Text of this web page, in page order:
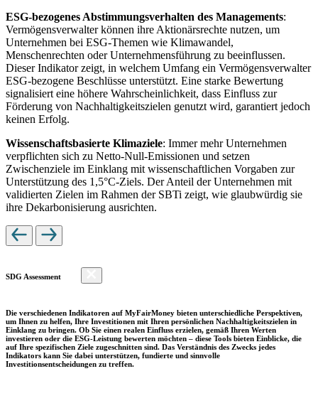
ESG-bezogenes Abstimmungsverhalten des Managements:
Vermögensverwalter können ihre Aktionärsrechte nutzen, um
Unternehmen bei ESG-Themen wie Klimawandel,
Menschenrechten oder Unternehmensführung zu beeinflussen.
Dieser Indikator zeigt, in welchem Umfang ein Vermögensverwalter
ESG-bezogene Beschlüsse unterstützt. Eine starke Bewertung
signalisiert eine höhere Wahrscheinlichkeit, dass Einfluss zur
Förderung von Nachhaltigkeitszielen genutzt wird, garantiert jedoch
keinen Erfolg.
Wissenschaftsbasierte Klimaziele: Immer mehr Unternehmen
verpflichten sich zu Netto-Null-Emissionen und setzen
Zwischenziele im Einklang mit wissenschaftlichen Vorgaben zur
Unterstützung des 1,5°C-Ziels. Der Anteil der Unternehmen mit
validierten Zielen im Rahmen der SBTi zeigt, wie glaubwürdig sie
ihre Dekarbonisierung ausrichten.
SDG Assessment
Die verschiedenen Indikatoren auf MyFairMoney bieten unterschiedliche Perspektiven,
um Ihnen zu helfen, Ihre Investitionen mit Ihren persönlichen Nachhaltigkeitszielen in
Einklang zu bringen. Ob Sie einen realen Einfluss erzielen, gemäß Ihren Werten
investieren oder die ESG-Leistung bewerten möchten – diese Tools bieten Einblicke, die
auf Ihre spezifischen Ziele zugeschnitten sind. Das Verständnis des Zwecks jedes
Indikators kann Sie dabei unterstützen, fundierte und sinnvolle
Investitionsentscheidungen zu treffen.